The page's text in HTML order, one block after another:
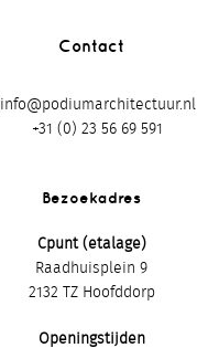
Contact
info@podiumarchitectuur.nl
+31 (0) 23 56 69 591
Bezoekadres
Cpunt (etalage)
Raadhuisplein 9
2132 TZ Hoofddorp
Openingstijden